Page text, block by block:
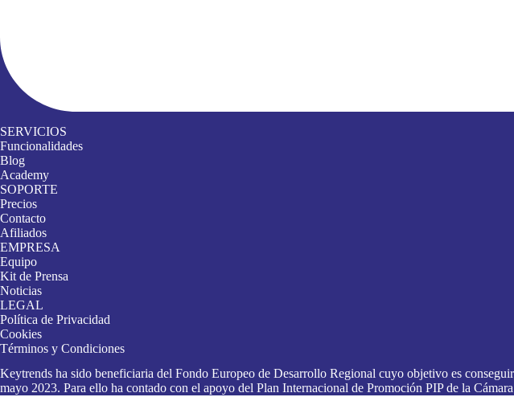
SERVICIOS
Funcionalidades
Blog
Academy
SOPORTE
Precios
Contacto
Afiliados
EMPRESA
Equipo
Kit de Prensa
Noticias
LEGAL
Política de Privacidad
Cookies
Términos y Condiciones
Keytrends ha sido beneficiaria del Fondo Europeo de Desarrollo Regional cuyo objetivo es
mayo 2023. Para ello ha contado con el apoyo del Plan Internacional de Promoción PIP de la